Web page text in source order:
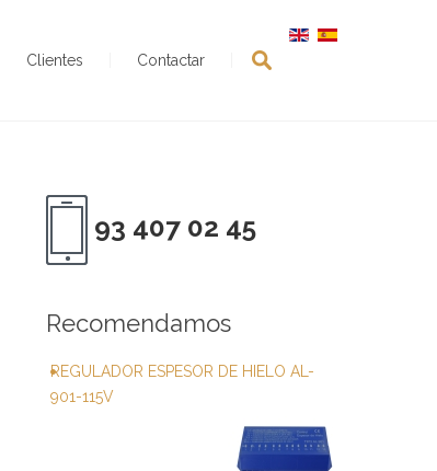
Clientes Contactar
93 407 02 45
Recomendamos
REGULADOR ESPESOR DE HIELO AL-
901-115V